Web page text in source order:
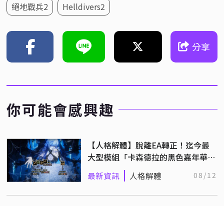
絕地戰兵2 Helldivers2
分享
你可能會感興趣
【人格解體】脫離EA轉正！迄今最
大型模組「卡森德拉的黑色嘉年華」
正式上線！
最新資訊 人格解體 08/12